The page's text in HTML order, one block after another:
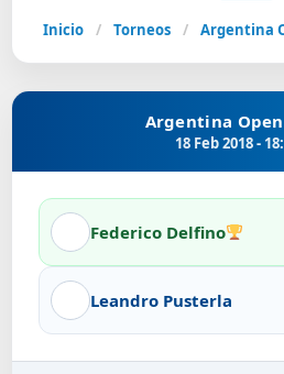
Inicio / Torneos / Argentina
Argentina Open
18 Feb 2018 -
Federico Delfino
Leandro Pusterla